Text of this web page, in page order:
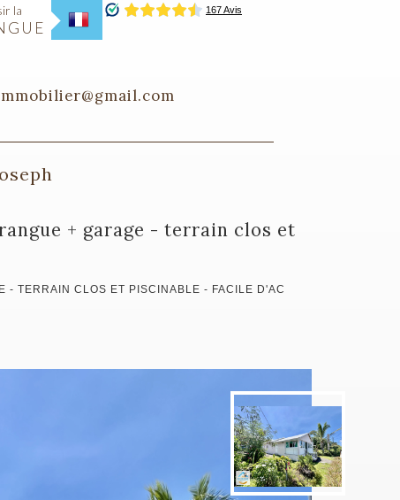
la
- TERRAIN CLOS ET PISCINABLE - FACILE D'AC